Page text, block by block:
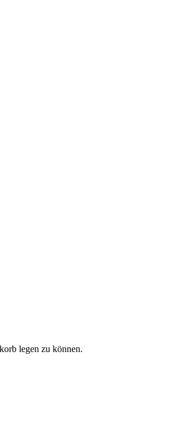
legen zu können.